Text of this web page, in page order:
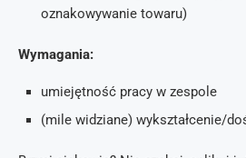
oznakowywanie towaru)
Wymagania:
umiejętność pracy w zespole
(mile widziane) wykształcenie/